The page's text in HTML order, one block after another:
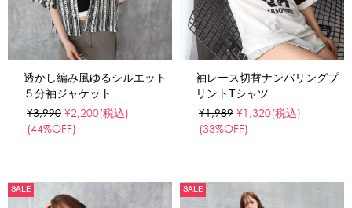
透かし編み風ゆるシルエット
５分袖ジャケット
¥3,990 ¥2,200(税込)
(44%OFF)
袖レース切替ナンバリングプ
リントTシャツ
¥1,989 ¥1,320(税込)
(33%OFF)
SALE SALE